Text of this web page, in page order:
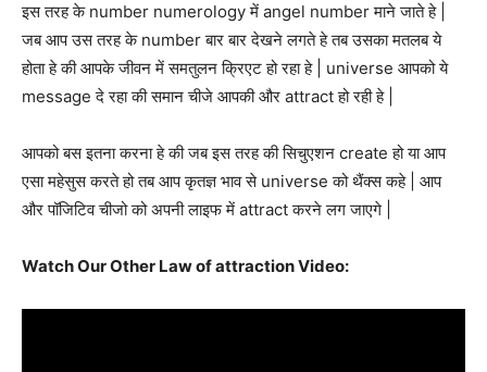
इस तरह के number numerology में angel number माने जाते हे |
जब आप उस तरह के number बार बार देखने लगते हे तब उसका मतलब ये
होता हे की आपके जीवन में समतुलन क्रिएट हो रहा हे | universe आपको ये
message दे रहा की समान चीजे आपकी और attract हो रही हे |
आपको बस इतना करना हे की जब इस तरह की सिचुएशन create हो या आप
एसा महेसुस करते हो तब आप कृतज्ञ भाव से universe को थैंक्स कहे | आप
और पॉजिटिव चीजो को अपनी लाइफ में attract करने लग जाएगे |
Watch Our Other Law of attraction Video: